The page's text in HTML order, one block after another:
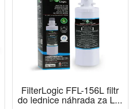
FilterLogic FFL-156L filtr
do lednice náhrada za L...